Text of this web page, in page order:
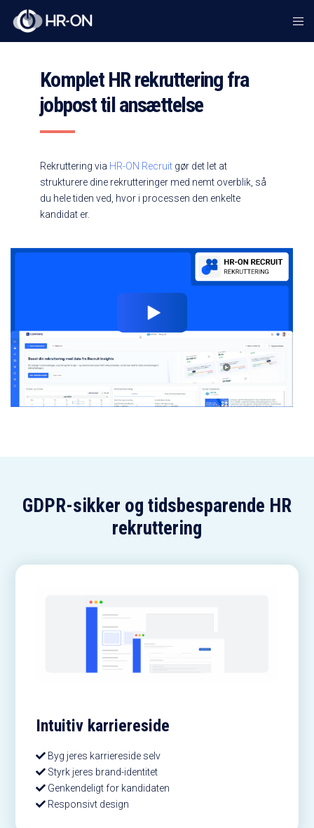
Komplet HR rekruttering fra
jobpost til ansættelse
Rekruttering via HR-ON Recruitgør det let at
strukturere dine rekrutteringer med nemt overblik, så
du hele tiden ved, hvor i processen den enkelte
kandidat er.
GDPR-sikker og tidsbesparende HR
rekruttering
Intuitiv karriereside
Byg jeres karriereside selv
Styrk jeres brand-identitet
Genkendeligt for kandidaten
Responsivt design